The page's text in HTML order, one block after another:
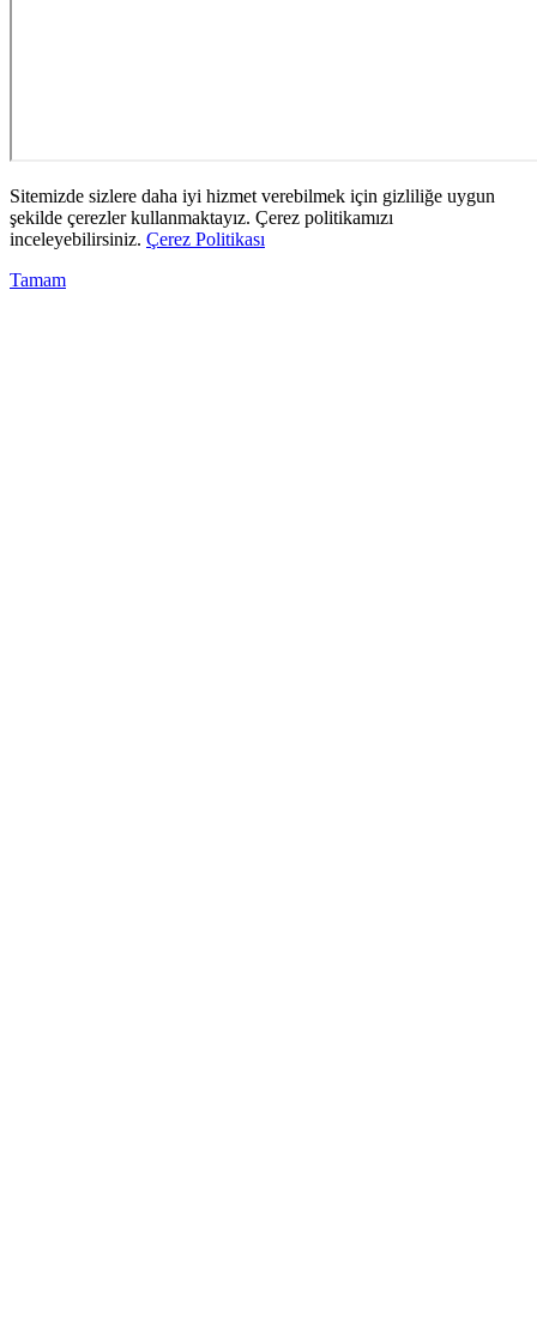
Sitemizde sizlere daha iyi hizmet verebilmek için gizliliğe uygun
şekilde çerezler kullanmaktayız. Çerez politikamızı
inceleyebilirsiniz. Çerez Politikası
Tamam